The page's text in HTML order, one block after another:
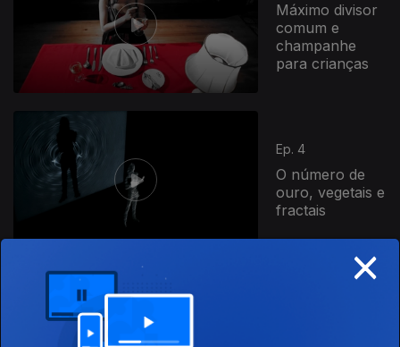
Máximo divisor
comum e
champanhe
para crianças
Ep. 4
O número de
ouro, vegetais e
fractais
×